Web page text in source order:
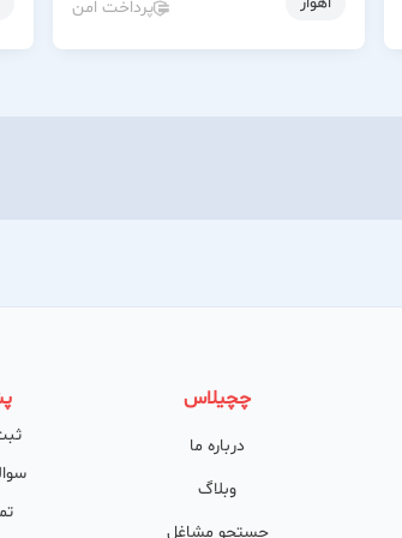
پرداخت امن
چچیلاس
درباره ما
وبلاگ
جستجو مشاغل